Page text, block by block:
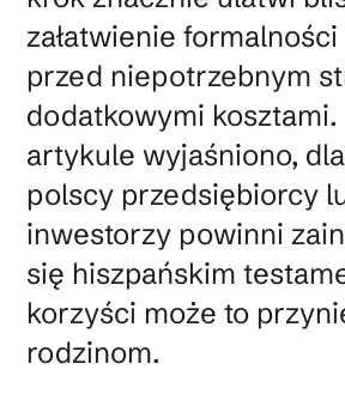
załatwienie
przed niepotrzebnym
dodatkowymi kosztami.
artykule wyjaśniono,
polscy przedsiębiorcy
inwestorzy powinni
się hiszpańskim
korzyści może to
rodzinom.